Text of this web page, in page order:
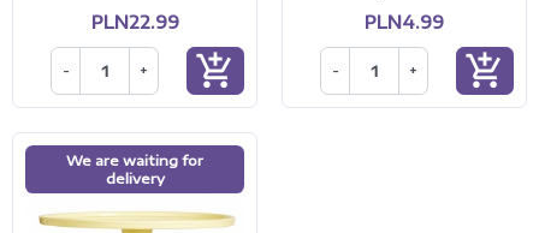
PLN22.99
- + add_shopping_cart
PLN4.99
- + add_shopping_cart
We are waiting for
delivery